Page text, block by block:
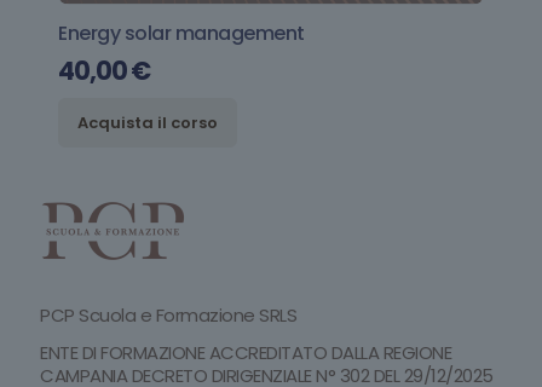
Energy solar management
40,00€
Acquista il corso
PCP Scuola e Formazione SRLS
ENTE DI FORMAZIONE ACCREDITATO DALLA REGIONE
CAMPANIA DECRETO DIRIGENZIALE N° 302 DEL 29/12/2025